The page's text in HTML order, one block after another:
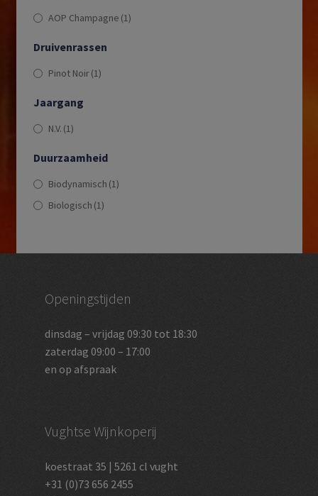
AOP Champagne (1)
Druivenrassen
Pinot Noir(1)
Jaargang
N.V. (1)
Duurzaamheid
Biodynamisch (1)
Biologisch (1)
Openingstijden
dinsdag – vrijdag 09:30 tot 18:30
zaterdag 09:00 – 17:00
en op afspraak
Vughtse Wijnkoperij
koestraat 35 | 5261 cl vught
+31 (0)73 656 2455